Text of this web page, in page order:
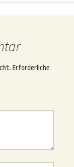
Erforderliche